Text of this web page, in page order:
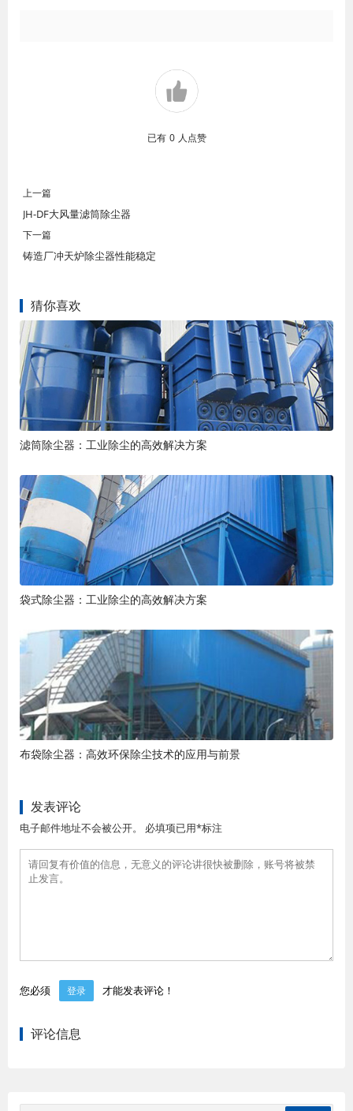
已有 0 人点赞
上一篇
JH-DF大风量滤筒除尘器
下一篇
铸造厂冲天炉除尘器性能稳定
猜你喜欢
滤筒除尘器：工业除尘的高效解决方案
袋式除尘器：工业除尘的高效解决方案
布袋除尘器：高效环保除尘技术的应用与前景
发表评论
电子邮件地址不会被公开。 必填项已用*标注
您必须 登录 才能发表评论！
评论信息